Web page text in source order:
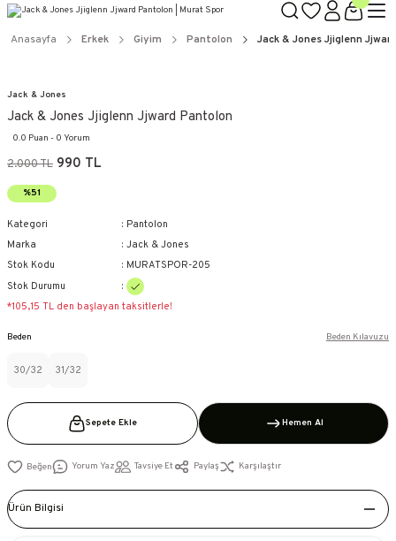
Anasayfa Erkek Giyim Pantolon Jack & Jones Jjiglenn
Jack & Jones
Jack & Jones Jjiglenn Jjward Pantolon
0.0 Puan - 0 Yorum
2.000 TL 990 TL
%51
Kategori
Pantolon
Marka
Jack & Jones
Stok Kodu
MURATSPOR-205
Stok Durumu
*105,15 TL den başlayan taksitlerle!
Beden
30/32 31/32
Beden Kılavuzu
Sepete Ekle Hemen Al
Yorum Yaz Tavsiye Et Paylaş Karşılaştır
Ürün Bilgisi